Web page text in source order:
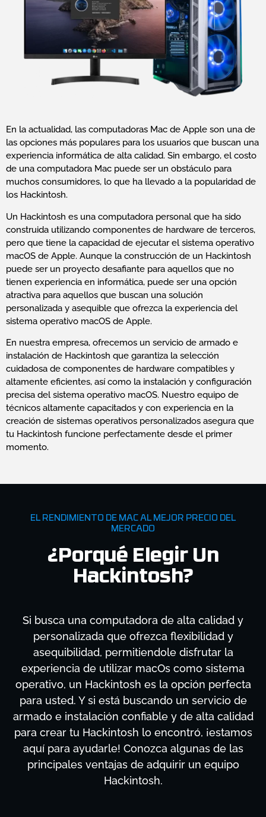
En la actualidad, las computadoras Mac de Apple son una de
las opciones más populares para los usuarios que buscan una
experiencia informática de alta calidad. Sin embargo, el costo
de una computadora Mac puede ser un obstáculo para
muchos consumidores, lo que ha llevado a la popularidad de
los Hackintosh.
Un Hackintosh es una computadora personal que ha sido
construida utilizando componentes de hardware de terceros,
pero que tiene la capacidad de ejecutar el sistema operativo
macOS de Apple. Aunque la construcción de un Hackintosh
puede ser un proyecto desafiante para aquellos que no
tienen experiencia en informática, puede ser una opción
atractiva para aquellos que buscan una solución
personalizada y asequible que ofrezca la experiencia del
sistema operativo macOS de Apple.
En nuestra empresa, ofrecemos un servicio de armado e
instalación de Hackintosh que garantiza la selección
cuidadosa de componentes de hardware compatibles y
altamente eficientes, así como la instalación y configuración
precisa del sistema operativo macOS. Nuestro equipo de
técnicos altamente capacitados y con experiencia en la
creación de sistemas operativos personalizados asegura que
tu Hackintosh funcione perfectamente desde el primer
momento.
EL RENDIMIENTO DE MAC AL MEJOR PRECIO DEL
MERCADO
¿Porqué Elegir Un
Hackintosh?
Si busca una computadora de alta calidad y
personalizada que ofrezca flexibilidad y
asequibilidad, permitiendole disfrutar la
experiencia de utilizar macOs como sistema
operativo, un Hackintosh es la opción perfecta
para usted. Y si está buscando un servicio de
armado e instalación confiable y de alta calidad
para crear tu Hackintosh lo encontró, ¡estamos
aquí para ayudarle! Conozca algunas de las
principales ventajas de adquirir un equipo
Hackintosh.